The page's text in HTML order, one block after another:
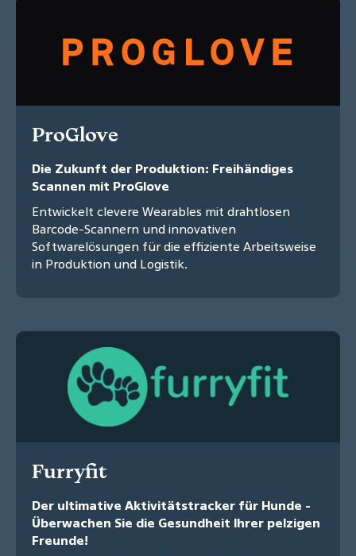
ProGlove
Die Zukunft der Produktion: Freihändiges
Scannen mit ProGlove
Entwickelt clevere Wearables mit drahtlosen
Barcode-Scannern und innovativen
Softwarelösungen für die effiziente Arbeitsweise
in Produktion und Logistik.
Furryfit
Der ultimative Aktivitätstracker für Hunde -
Überwachen Sie die Gesundheit Ihrer pelzigen
Freunde!